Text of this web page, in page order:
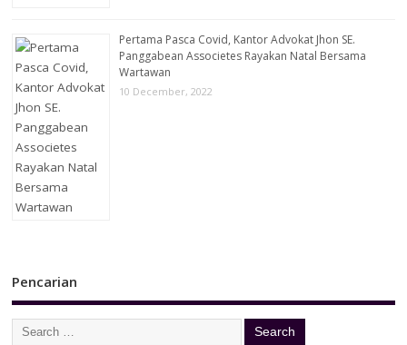
Pertama Pasca Covid, Kantor Advokat Jhon SE.
Panggabean Associetes Rayakan Natal Bersama
Wartawan
10 December, 2022
Pencarian